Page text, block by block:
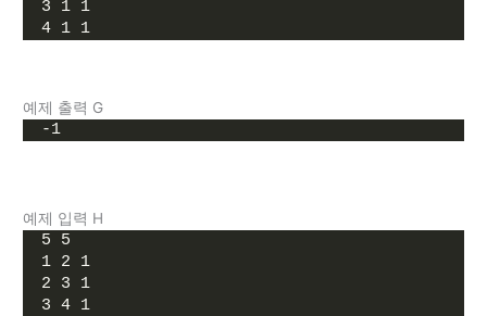
3 1 1
4 1 1
예제 출력 G
-1
예제 입력 H
5 5
1 2 1
2 3 1
3 4 1